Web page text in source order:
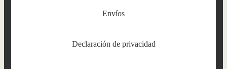
Envíos
Declaración de privacidad